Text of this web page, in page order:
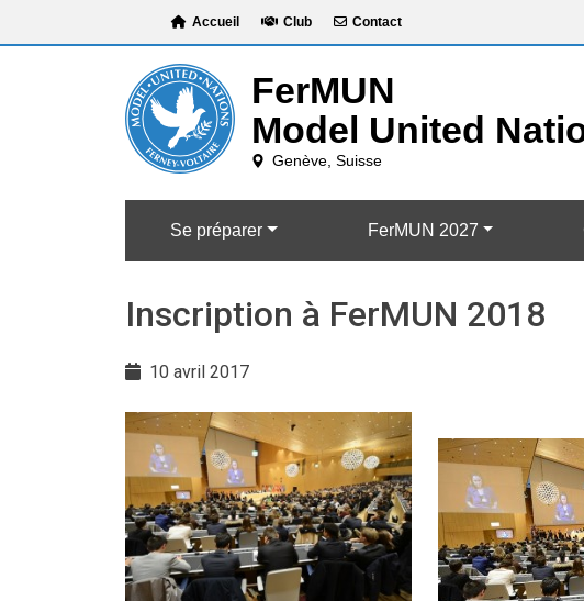
Accueil Club Contact
Se préparer FerMUN 2027
Inscription à FerMUN 2018
10 avril 2017